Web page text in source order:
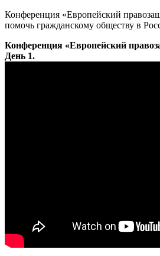
Конференция «Европейский
помочь гражданскому обществу в
Конференция «Европейский
День 1.